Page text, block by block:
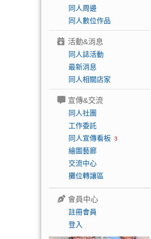
同人周邊
同人數位作品
活動&消息
同人誌活動
最新消息
同人相關店家
宣傳&交流
同人社團
工作委託
同人宣傳看板 3
繪圖藝廊
交流中心
攤位轉讓區
會員中心
註冊會員
登入